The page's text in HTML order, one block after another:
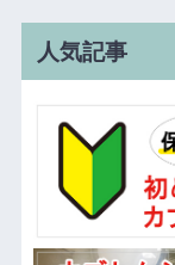
人気記事